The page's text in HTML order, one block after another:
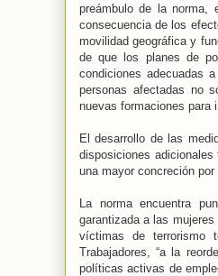
preámbulo de la norma,
consecuencia de los
movilidad geográfica y
de que los planes de
condiciones adecuadas
personas afectadas no
nuevas formaciones para
El desarrollo de las
disposiciones
una mayor concreción
La norma encuentra
garantizada a las
víctimas de terrorismo
Trabajadores, “a la
políticas activas de